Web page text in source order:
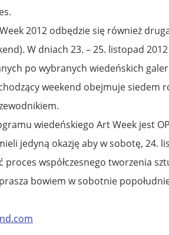
2012 odbędzie się również
W dniach 23. – 25. listopad
po wybranych wiedeńskich
weekend obejmuje siedem
wiedeńskiego Art Week jest
jedyną okazję aby w sobotę, 24.
proces współczesnego tworzenia
bowiem w sobotnie